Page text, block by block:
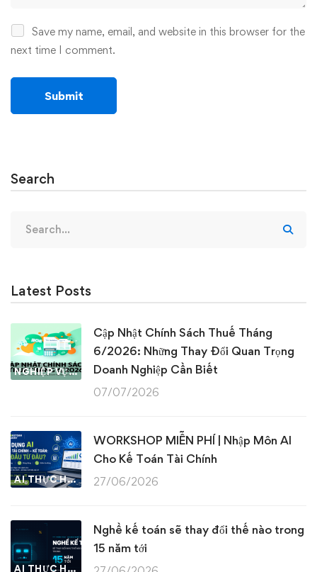
Save my name, email, and website in this browser for the
next time I comment.
Search
for:
Latest Posts
NGHIỆP VỤ KẾ TOÁN & THUẾ
Cập Nhật Chính Sách Thuế Tháng
6/2026: Những Thay Đổi Quan Trọng
Doanh Nghiệp Cần Biết
07/07/2026
AI THỰC HÀNH
WORKSHOP MIỄN PHÍ | Nhập Môn AI
Cho Kế Toán Tài Chính
27/06/2026
AI THỰC HÀNH
Nghề kế toán sẽ thay đổi thế nào trong
15 năm tới